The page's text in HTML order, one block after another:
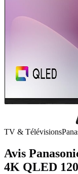
TV & Télévisions
Avis
4K QLED